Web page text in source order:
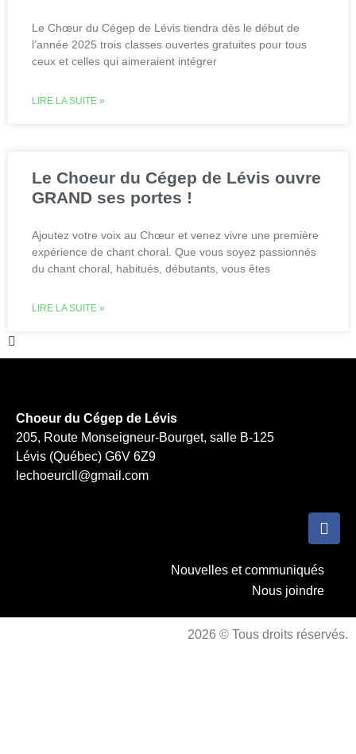
Le Chœur du Cégep de Lévis tiendra dès le début de
l’année 2025 trois classes ouvertes gratuites pour tous
ceux et celles qui aimeraient intégrer
LIRE LA SUITE »
Le Choeur du Cégep de Lévis ouvre
GRAND ses portes !
Ajoutez votre voix au Chœur et venez vivre une première
expérience de chant choral. Que vous soyez passionnés
du chant choral, habitués, débutants, vous êtes
LIRE LA SUITE »
Choeur du Cégep de Lévis
205, Route Monseigneur-Bourget, salle B-125
Lévis (Québec) G6V 6Z9
lechoeurcll@gmail.com
Nouvelles et communiqués
Nous joindre
2026 © Tous droits réservés.